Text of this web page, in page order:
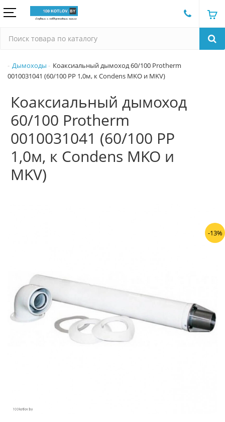
Дымоходы
Коаксиальный дымоход 60/100 Protherm
0010031041 (60/100 PP 1,0м, к Condens MKO и MKV)
Коаксиальный дымоход
60/100 Protherm
0010031041 (60/100 PP
1,0м, к Condens MKO и
MKV)
-13%